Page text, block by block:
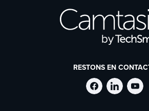
RESTONS EN
Suivre